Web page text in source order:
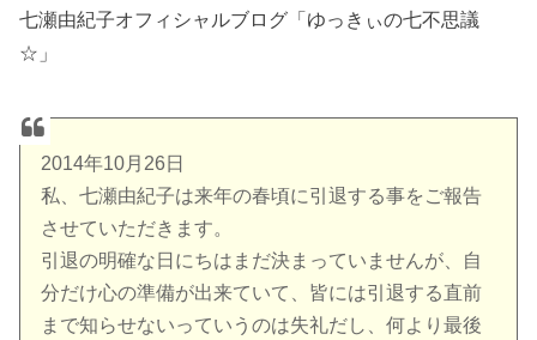
七瀬由紀子オフィシャルブログ「ゆっきぃの七不思議
☆」
2014年10月26日
私、七瀬由紀子は来年の春頃に引退する事をご報告
させていただきます。
引退の明確な日にちはまだ決まっていませんが、自
分だけ心の準備が出来ていて、皆には引退する直前
まで知らせないっていうのは失礼だし、何より最後